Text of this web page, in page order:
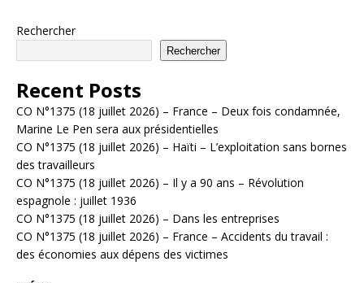
Rechercher
Rechercher
Recent Posts
CO N°1375 (18 juillet 2026) – France – Deux fois condamnée,
Marine Le Pen sera aux présidentielles
CO N°1375 (18 juillet 2026) – Haïti – L’exploitation sans bornes
des travailleurs
CO N°1375 (18 juillet 2026) – Il y a 90 ans – Révolution
espagnole : juillet 1936
CO N°1375 (18 juillet 2026) – Dans les entreprises
CO N°1375 (18 juillet 2026) – France – Accidents du travail :
des économies aux dépens des victimes